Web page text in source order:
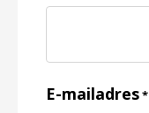
E-mailadres*